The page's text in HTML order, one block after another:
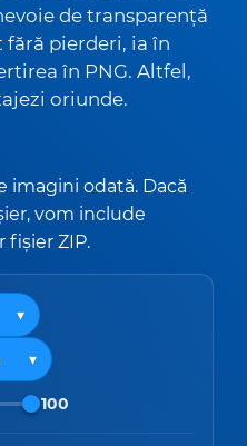
de transparență
fără pierderi, ia în
în PNG. Altfel,
oriunde.
imagini odată. Dacă
vom include
ZIP.
100